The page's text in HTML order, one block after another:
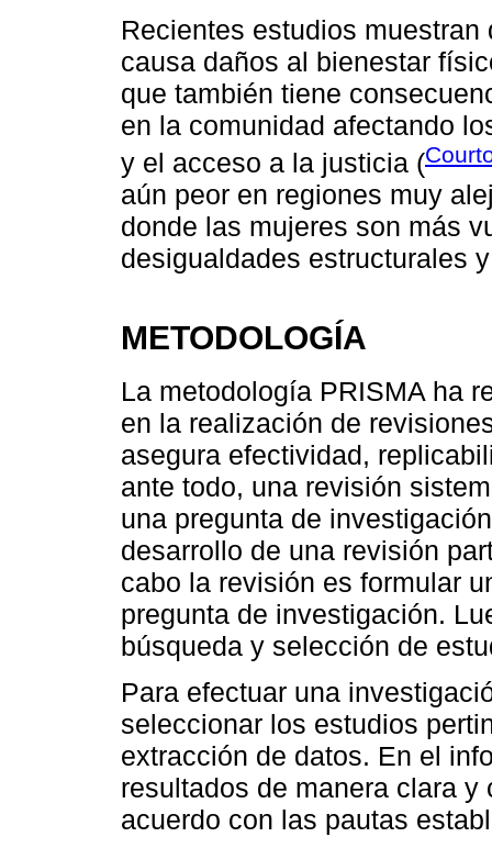
Recientes estudios
causa daños al bienestar
que también tiene
en la comunidad afectando
y el acceso a la justicia (
aún peor en regiones muy
donde las mujeres son más
desigualdades estructurales
METODOLOGÍA
La metodología PRISMA ha
en la realización de
asegura efectividad,
ante todo, una revisión
una pregunta de
desarrollo de una revisión
cabo la revisión es formular
pregunta de investigación.
búsqueda y selección de
Para efectuar una
seleccionar los estudios
extracción de datos. En el
resultados de manera clara
acuerdo con las pautas